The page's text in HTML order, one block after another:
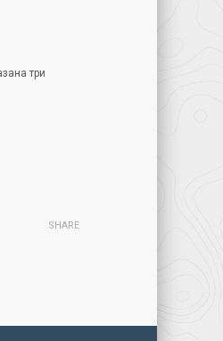
три
SHARE